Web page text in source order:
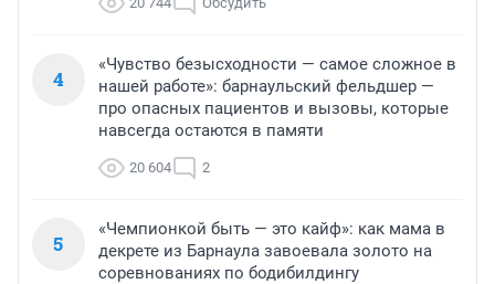
4
«Чувство безысходности — самое сложное в
нашей работе»: барнаульский фельдшер —
про опасных пациентов и вызовы, которые
навсегда остаются в памяти
20 604 2
5
«Чемпионкой быть — это кайф»: как мама в
декрете из Барнаула завоевала золото на
соревнованиях по бодибилдингу